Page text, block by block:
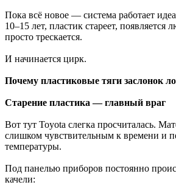
Пока всё новое — система работает
10–15 лет, пластик стареет, появляется
просто трескается.
И начинается цирк.
Почему пластиковые тяги заслонок
Старение пластика — главный враг
Вот тут Toyota слегка просчиталась.
слишком чувствительным к времени и
температуры.
Под панелью приборов постоянно
качели: